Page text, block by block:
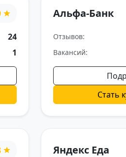
24
1
Альфа-Банк
Отзывов:
Вакансий:
Стать
Яндекс Еда